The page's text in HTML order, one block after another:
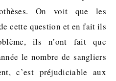
On voit que les
cette question et en fait ils
ils n’ont fait que
le nombre de sangliers
c’est préjudiciable aux